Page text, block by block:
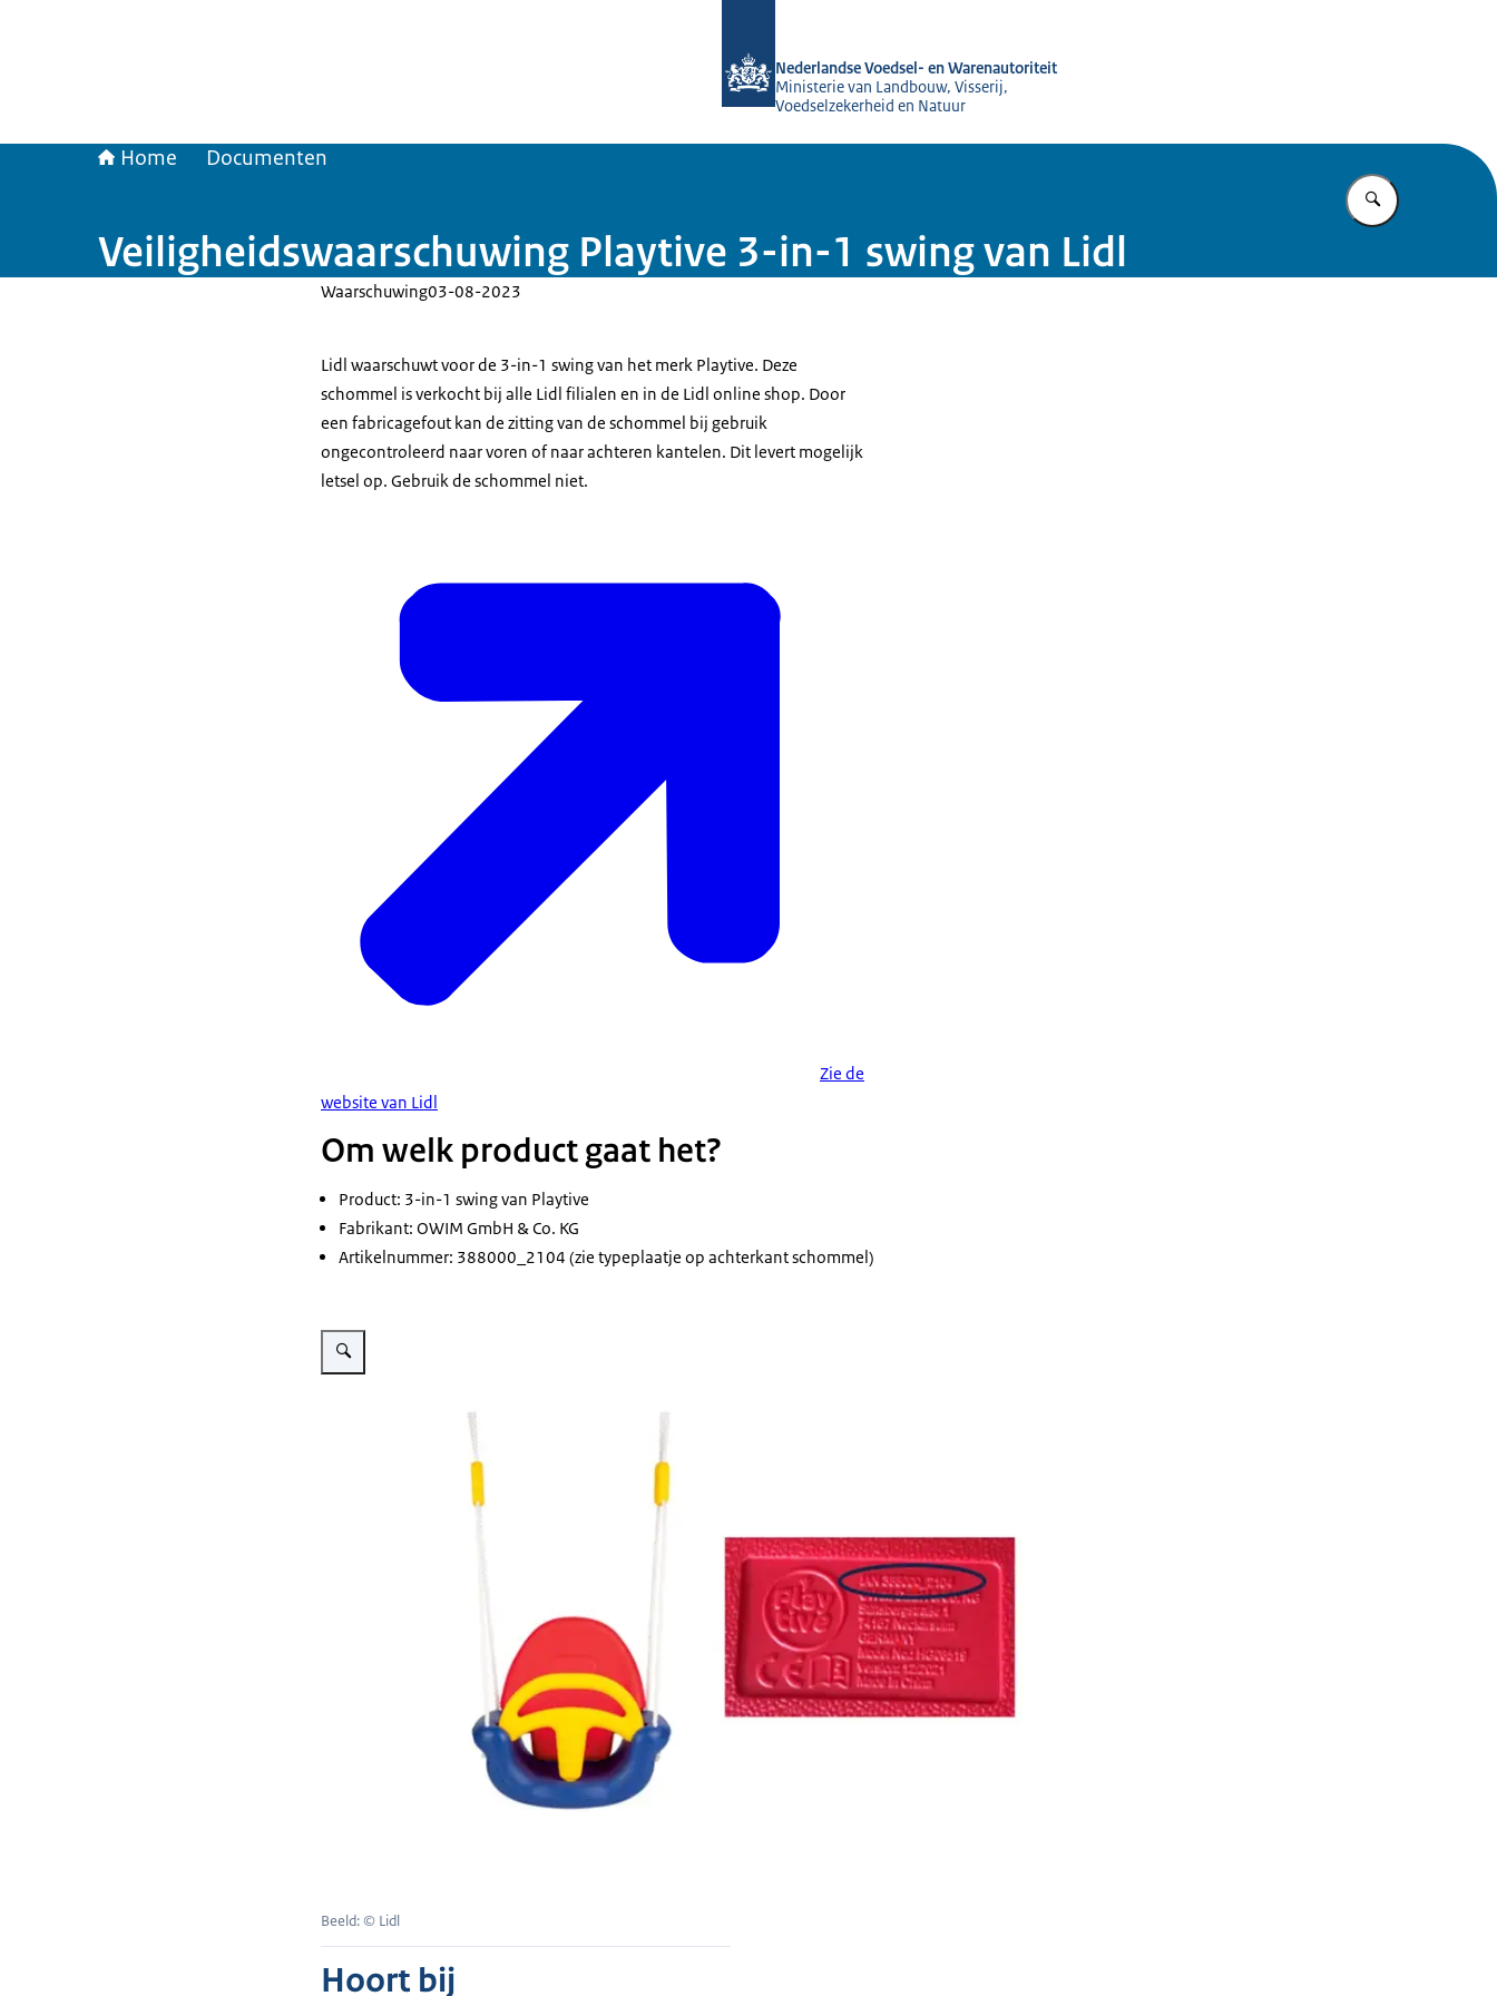
Nederlandse Voedsel- en Warenautoriteit
Ministerie van Landbouw, Visserij,
Voedselzekerheid en Natuur
Home Documenten
Vul in wat u
Veiligheidswaarschuwing Playtive 3-in-1 swing van Lidl
Waarschuwing03-08-2023
Lidl waarschuwt voor de 3-in-1 swing van het merk Playtive. Deze
schommel is verkocht bij alle Lidl filialen en in de Lidl online shop. Door
een fabricagefout kan de zitting van de schommel bij gebruik
ongecontroleerd naar voren of naar achteren kantelen. Dit levert mogelijk
letsel op. Gebruik de schommel niet.
Zie de
website van Lidl
Om welk product gaat het?
Product: 3-in-1 swing van Playtive
Fabrikant: OWIM GmbH & Co. KG
Artikelnummer: 388000_2104 (zie typeplaatje op achterkant schommel)
Vergroot afbeelding 3-in-1 swing van Playtive inclusief typeplaatje
Beeld: © Lidl
Hoort bij